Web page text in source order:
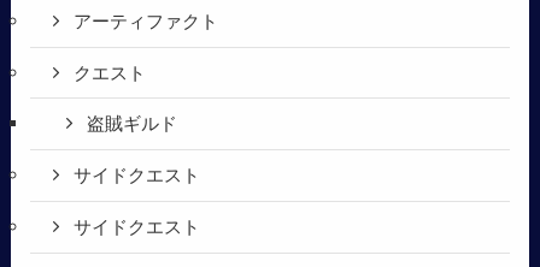
アーティファクト
クエスト
盗賊ギルド
サイドクエスト
サイドクエスト